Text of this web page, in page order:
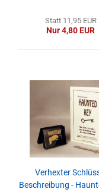
Statt 11,95 EUR
Nur 4,80 EUR
Verhexter
Beschreibung -